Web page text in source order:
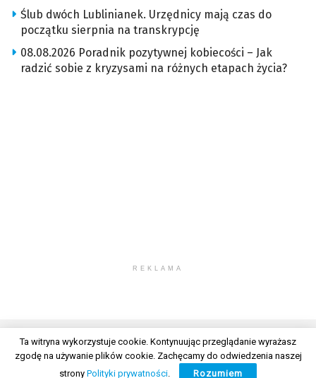
Ślub dwóch Lublinianek. Urzędnicy mają czas do
początku sierpnia na transkrypcję
08.08.2026 Poradnik pozytywnej kobiecości – Jak
radzić sobie z kryzysami na różnych etapach życia?
REKLAMA
© 2026 Wszelkie prawa zastrzeżone. Radio Lublin S.A. w likwidacji
Ta witryna wykorzystuje cookie. Kontynuując przeglądanie wyrażasz
zgodę na używanie plików cookie. Zachęcamy do odwiedzenia naszej
strony Polityki prywatności. Rozumiem